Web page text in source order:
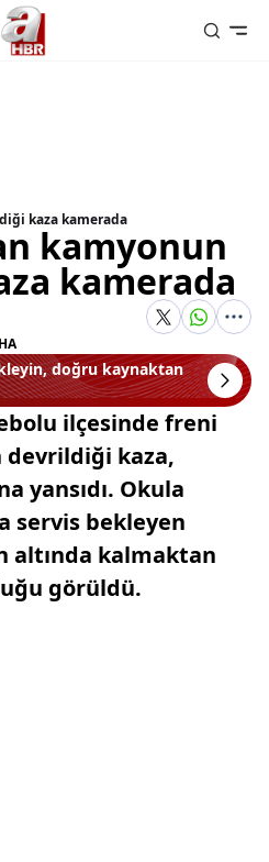
kaza kamerada
kamyonun
kamerada
doğru kaynaktan
ilçesinde freni
devrildiği kaza,
yansıdı. Okula
servis bekleyen
altında kalmaktan
görüldü.